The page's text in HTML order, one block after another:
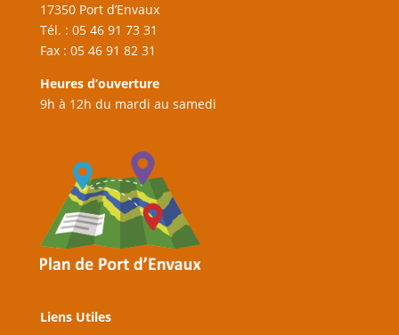
17350 Port d’Envaux
Tél. : 05 46 91 73 31
Fax : 05 46 91 82 31
Heures d’ouverture
9h à 12h du mardi au samedi
Liens Utiles